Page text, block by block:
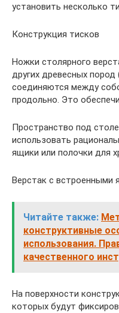
установить несколько
Конструкция тисков
Ножки столярного
других древесных
соединяются между
продольно. Это
Пространство под
использовать
ящики или полочки для
Верстак с встроенными
Читайте также:
конструктивные
использования.
качественного
На поверхности
которых будут